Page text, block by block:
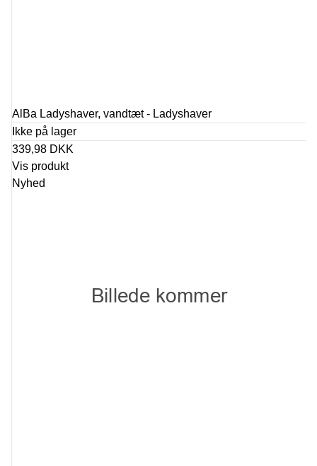
AlBa Ladyshaver, vandtæt - Ladyshaver
Ikke på lager
339,98 DKK
Vis produkt
Nyhed